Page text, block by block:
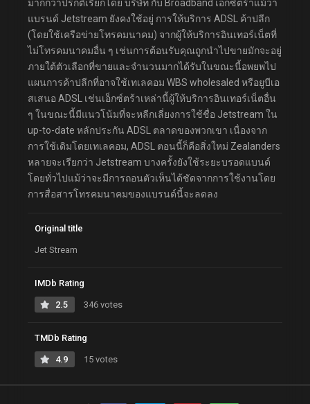
มากกว่าปรกติเรียกโดย บริษัท กับ Broadband เอ็กซ์ตร้าแม้ว่า
แบรนด์ Jetstream ยังคงใช้อยู่ การให้บริการ ADSL ค้าปลีก
(โดยใช้เครือข่ายโทรคมนาคม) จากผู้ให้บริการอินเทอร์เน็ตที่
ไม่โทรคมนาคมอื่น ๆ เช่นการต้อนรับคุณถูกนำไปขายมักจะอยู่
ภายใต้ตัวเลือกที่ขายและจำนวนมากได้รับในขณะนี้อพยพไป
แผนการค้าปลีกที่อาจใช้เทเลคอม WBS wholesaled หรือยูบีเอ
สเสนอ ADSL เช่นเอ็กซ์ตร้าเหล่านี้ผู้ให้บริการอินเทอร์เน็ตอื่น
ๆ ในขณะนี้มีแนวโน้มที่จะหลีกเลี่ยงการใช้ชื่อ Jetstream ใน
up-to-date หลักประกัน ADSL ตลาดของพวกเขา เนื่องจาก
การใช้เดิมโดยเทเลคอม, ADSL ตอนนี้ก็คือสิ่งใหม่ Zealanders
หลายจะเรียกว่า Jetstream บางครั้งยังใช้ระยะบรอดแบนด์
โดยทั่วไปแม้ว่าจะมีการถอนตัวเห็นได้ชัดจากการใช้งานโดย
การสื่อสารโทรคมนาคมของแบรนด์นี้จะลดลง
Original title
Jet Stream
IMDb Rating
2.5 346 votes
TMDb Rating
4.9 15 votes